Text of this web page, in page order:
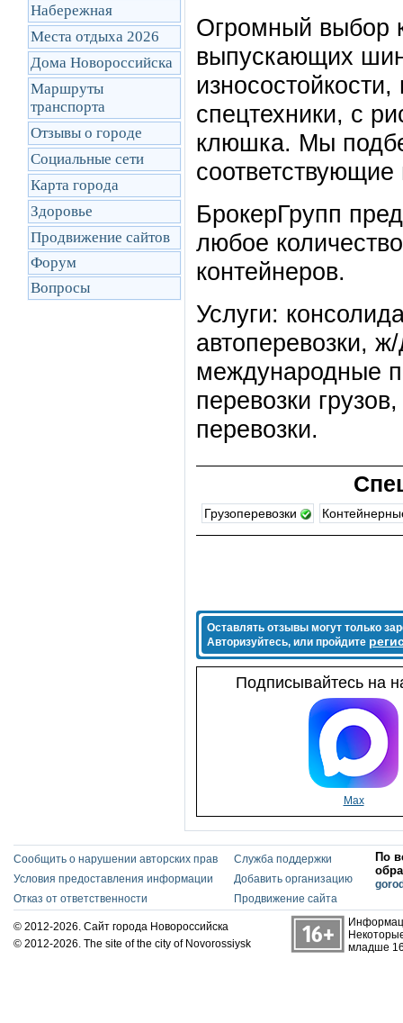
Набережная
Места отдыха 2026
Дома Новороссийска
Маршруты
транcпорта
Отзывы о городе
Социальные сети
Карта города
Здоровье
Продвижение сайтов
Форум
Вопросы
Огромный выбор
выпускающих
спецтехники, с
клюшка. Мы
БрокерГрупп
любое
контейнеров.
Услуги:
автоперевозки,
международные
перевозки
перевозки.
Грузоперевозки
Оставлять отзывы могут только
Авторизуйтесь, или пройдите
Подписывайтесь на
Max
Сообщить о нарушении авторских прав
Условия предоставления информации
Отказ от ответственности
Служба поддержки
Добавить организацию
Продвижение сайта
По
© 2012-2026. Сайт города Новороссийска
© 2012-2026. The site of the city of Novorossiysk
младше